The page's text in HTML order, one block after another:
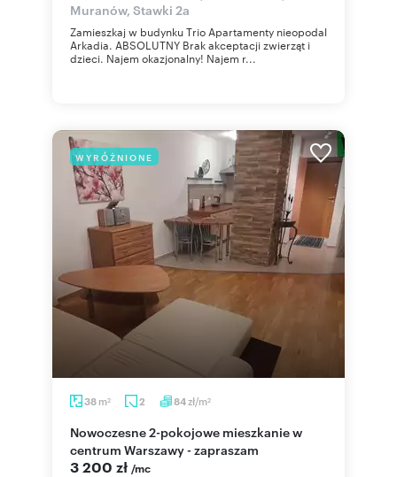
Muranów, Stawki 2a
Zamieszkaj w budynku Trio Apartamenty nieopodal
Arkadia. ABSOLUTNY Brak akceptacji zwierząt i
dzieci. Najem okazjonalny! Najem r...
WYRÓŻNIONE
38 m2 2 84zł/m2
Nowoczesne 2-pokojowe mieszkanie w
centrum Warszawy - zapraszam
3 200 zł /mc